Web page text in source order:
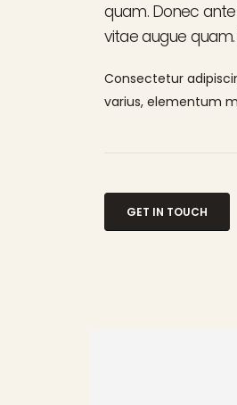
quam. Donec ante
vitae augue
Consectetur
varius, elementum
GET IN TOUCH